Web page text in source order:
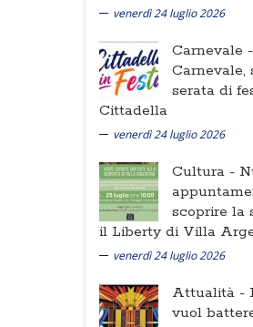
venerdì 24 luglio 2026
Carnevale -
Carnevale,
serata di
Cittadella
venerdì 24 luglio 2026
Cultura -
scoprire la
il Liberty di Villa
venerdì 24 luglio 2026
Attualità -
vuol